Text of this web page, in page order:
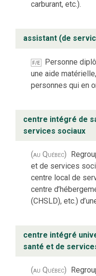
carburant, etc.).
assistant (de
F/E
Personne
une aide
personnes qui en
centre intégré de
services sociaux
(au Québec)
et de services
centre local de
centre
(CHSLD), etc.)
centre intégré
santé et de
(au Québec)